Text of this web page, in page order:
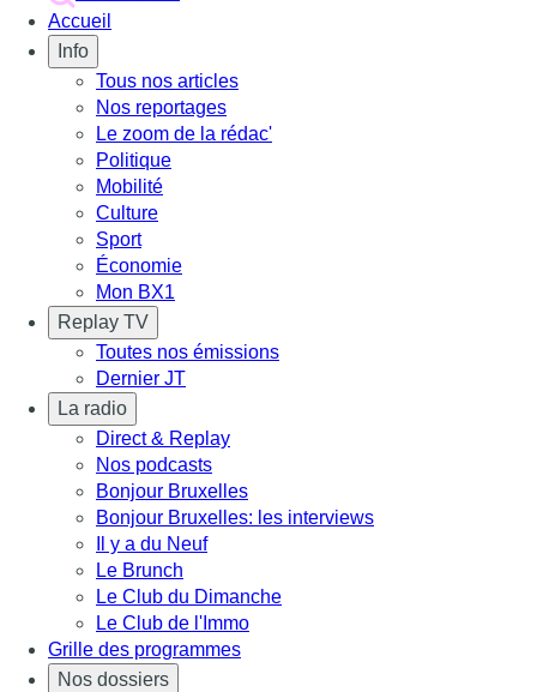
Accueil
Info
Tous nos articles
Nos reportages
Le zoom de la rédac'
Politique
Mobilité
Culture
Sport
Économie
Mon BX1
Replay TV
Toutes nos émissions
Dernier JT
La radio
Direct & Replay
Nos podcasts
Bonjour Bruxelles
Bonjour Bruxelles: les interviews
Il y a du Neuf
Le Brunch
Le Club du Dimanche
Le Club de l'Immo
Grille des programmes
Nos dossiers